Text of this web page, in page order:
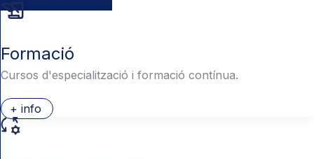
Formació
Cursos d'especialització i formació contínua.
+ info